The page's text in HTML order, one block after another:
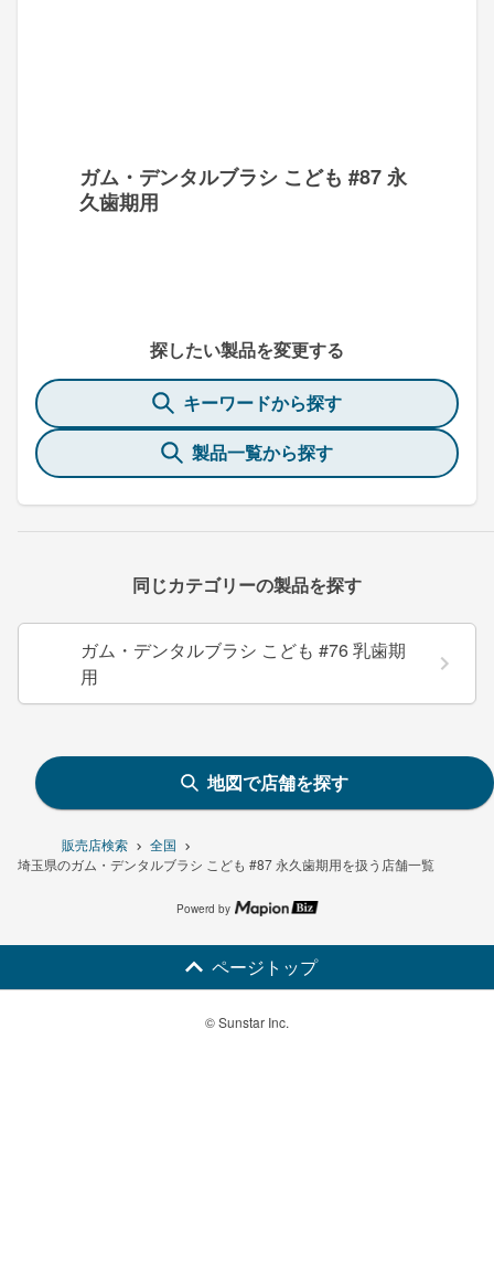
販売店検索
全国
埼玉県のガム・デンタルブラシ こども #87 永久歯期用を扱う店舗一覧
ガム・デンタルブラシ こども #87 永
久歯期用
探したい製品を変更する
キーワードから探す
製品一覧から探す
同じカテゴリーの製品を探す
ガム・デンタルブラシ こども #76 乳歯期
用
地図で店舗を探す
Powerd by
ページトップ
© Sunstar Inc.